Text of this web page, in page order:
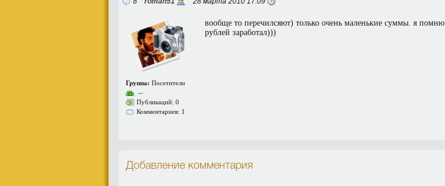
Группа: Посетители
--
Публикаций: 0
Комментариев: 1
вообще то перечилсяют) только очень маленькие суммы. я
рублей заработал)))
Добавление комментария